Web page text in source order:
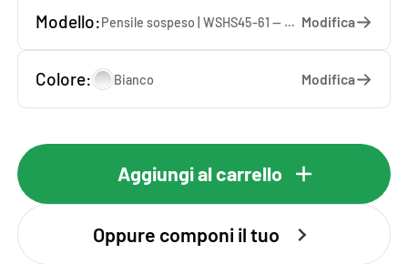
Modello: Pensile sospeso | WSHS45-61 — 45 x 61 x 37 cm Modifica
Colore: Bianco Modifica
Aggiungi al carrello
Oppure componi il tuo